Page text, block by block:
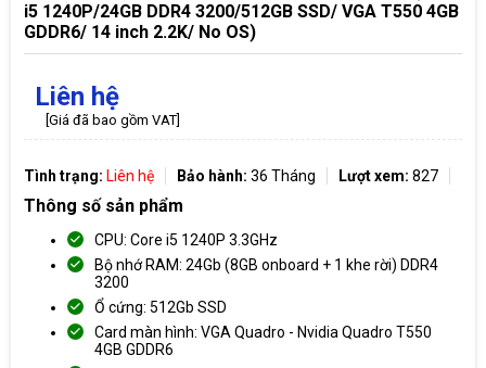
i5 1240P/24GB DDR4 3200/512GB SSD/ VGA T550 4GB
GDDR6/ 14 inch 2.2K/ No OS)
Liên hệ
[Giá đã bao gồm VAT]
Tình trạng: Liên hệ Bảo hành: 36 Tháng Lượt xem: 827
Thông số sản phẩm
CPU: Core i5 1240P 3.3GHz
Bộ nhớ RAM: 24Gb (8GB onboard + 1 khe rời) DDR4
3200
Ổ cứng: 512Gb SSD
Card màn hình: VGA Quadro - Nvidia Quadro T550
4GB GDDR6